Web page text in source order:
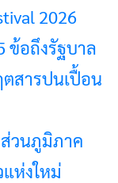
2026
ข้อถึงรัฐบาล
ตสารปนเปื้อน
วนภูมิภาค
ห่งใหม่